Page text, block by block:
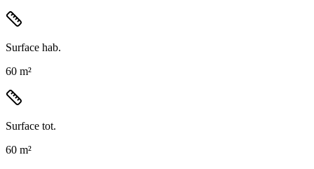
Surface hab.
60 m²
Surface tot.
60 m²